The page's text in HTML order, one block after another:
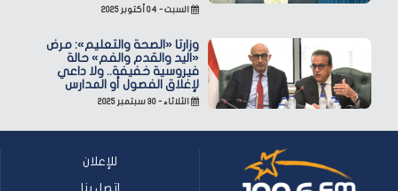
السبت - ٠٤ أكتوبر ٢٠٢٥
وزارتا «الصحة والتعليم»: مرض
«اليد والقدم والفم» حالة
فيروسية خفيفة.. ولا داعي
لإغلاق الفصول أو المدارس
الثلاثاء - ٣٠ سبتمبر ٢٠٢٥
للإعلان
اتصل بنا